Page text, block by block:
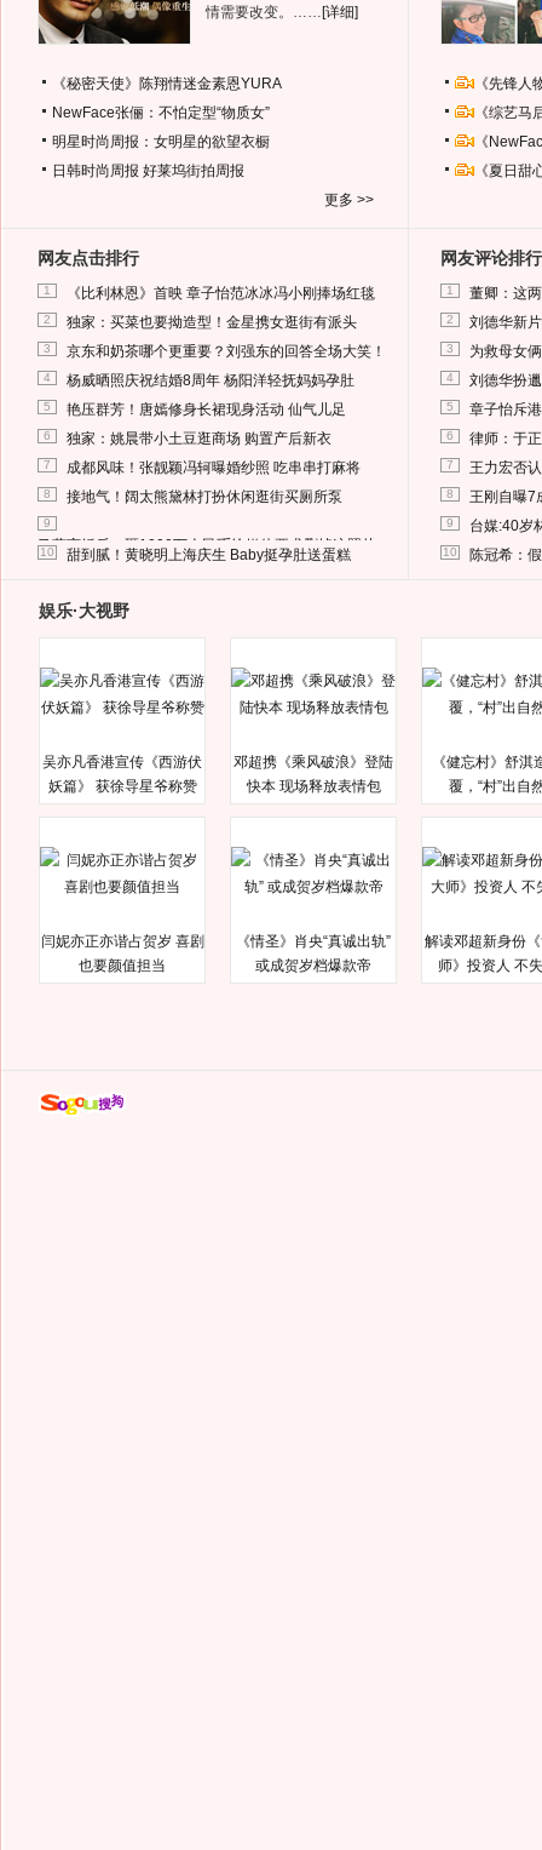
情需要改变。…… [详细]
《秘密天使》陈翔情迷金素恩YURA
NewFace张俪：不怕定型“物质女”
明星时尚周报：女明星的欲望衣橱
日韩时尚周报 好莱坞街拍周报
更多 >>
《先锋
《综艺
《
《夏日
网友点击排行
1 《比利林恩》首映 章子怡范冰冰冯小刚捧场红毯
2 独家：买菜也要拗造型！金星携女逛街有派头
3 京东和奶茶哪个更重要？刘强东的回答全场大笑！
4 杨威晒照庆祝结婚8周年 杨阳洋轻抚妈妈孕肚
5 艳压群芳！唐嫣修身长裙现身活动 仙气儿足
6 独家：姚晨带小土豆逛商场 购置产后新衣
7 成都风味！张靓颖冯轲曝婚纱照 吃串串打麻将
8 接地气！阔太熊黛林打扮休闲逛街买厕所泵
9
马蓉离婚后，砸1000万人民币给媒体要求删掉这照片
10 甜到腻！黄晓明上海庆生 Baby挺孕肚送蛋糕
网友评论排行
1 董卿：这
2 刘德华新
3 为救母女
4 刘德华扮
5 章子怡斥
6 律师：于
7 王力宏否
8 王刚自曝7
9 台媒:40岁
10 陈冠希：
娱乐·大视野
吴亦凡香港宣传《西游伏
妖篇》 获徐导星爷称赞
邓超携《乘风破浪》登陆
快本 现场释放表情包
《健忘村》舒淇
覆，“村”出自
闫妮亦正亦谐占贺岁 喜剧
也要颜值担当
《情圣》肖央“真诚出轨”
或成贺岁档爆款帝
解读邓超新身份
师》投资人 不